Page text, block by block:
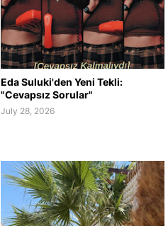
Eda Suluki'den Yeni Tekli:
"Cevapsız Sorular"
July 28, 2026